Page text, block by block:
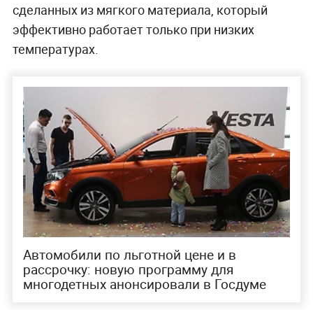
сделанных из мягкого материала, который
эффективно работает только при низких
температурах.
Автомобили по льготной цене и в
рассрочку: новую программу для
многодетных анонсировали в Госдуме